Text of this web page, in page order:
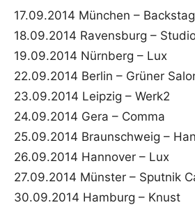
17.09.2014 München –
18.09.2014 Ravensburg –
19.09.2014 Nürnberg – Lux
22.09.2014 Berlin – Grüner
23.09.2014 Leipzig – Werk2
24.09.2014 Gera – Comma
25.09.2014 Braunschweig –
26.09.2014 Hannover – Lux
27.09.2014 Münster – Sputnik
30.09.2014 Hamburg – Knust